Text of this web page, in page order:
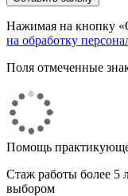
Нажимая на кнопку
на обработку
Поля отмеченные
Помощь
Стаж работы более 5
выбором